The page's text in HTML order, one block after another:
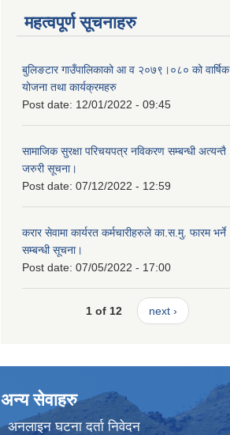
महत्वपूर्ण सूचनाहरु
बुलिङटार गाउँपालिकाको आ व २०७९।०८० को वार्षिक
योजना तथा कार्यक्रमहरु
Post date: 12/01/2022 - 09:45
सामाजिक सुरक्षा परिचयपत्र नविकरण सम्बन्धी अत्यन्तै
जरुरी सूचना।
Post date: 07/12/2022 - 12:59
करार सेवामा कार्यरत कर्मचारीहरुले का.स.मु. फारम भर्ने
सम्बन्धी सूचना।
Post date: 07/05/2022 - 17:00
1 of 12 next ›
अन्य सेवाहरु
अनलाइन घटना दर्ता निवेदन